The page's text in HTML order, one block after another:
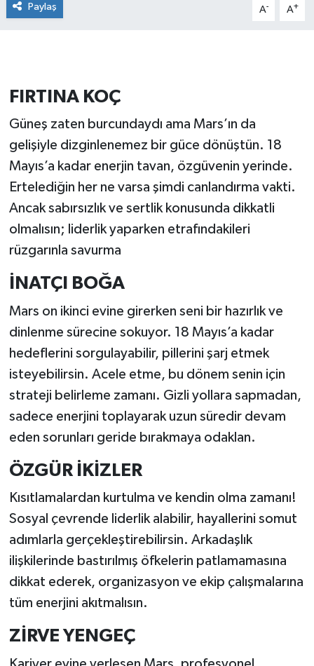
Paylaş A- A+
FIRTINA KOÇ
Güneş zaten burcundaydı ama Mars’ın da
gelişiyle dizginlenemez bir güce dönüştün. 18
Mayıs’a kadar enerjin tavan, özgüvenin yerinde.
Ertelediğin her ne varsa şimdi canlandırma vakti.
Ancak sabırsızlık ve sertlik konusunda dikkatli
olmalısın; liderlik yaparken etrafındakileri
rüzgarınla savurma
İNATÇI BOĞA
Mars on ikinci evine girerken seni bir hazırlık ve
dinlenme sürecine sokuyor. 18 Mayıs’a kadar
hedeflerini sorgulayabilir, pillerini şarj etmek
isteyebilirsin. Acele etme, bu dönem senin için
strateji belirleme zamanı. Gizli yollara sapmadan,
sadece enerjini toplayarak uzun süredir devam
eden sorunları geride bırakmaya odaklan.
ÖZGÜR İKİZLER
Kısıtlamalardan kurtulma ve kendin olma zamanı!
Sosyal çevrende liderlik alabilir, hayallerini somut
adımlarla gerçekleştirebilirsin. Arkadaşlık
ilişkilerinde bastırılmış öfkelerin patlamamasına
dikkat ederek, organizasyon ve ekip çalışmalarına
tüm enerjini akıtmalısın.
ZİRVE YENGEÇ